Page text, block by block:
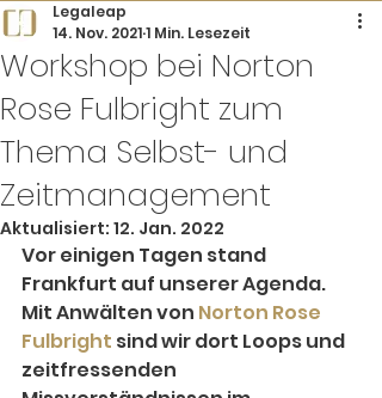
Workshop bei Norton
Rose Fulbright zum
Thema Selbst- und
Zeitmanagement
Legaleap
14. Nov. 20211 Min. Lesezeit
Aktualisiert: 12. Jan. 2022
Vor einigen Tagen stand
Frankfurt auf unserer Agenda.
Mit Anwälten von Norton Rose
Fulbright sind wir dort Loops und
zeitfressenden